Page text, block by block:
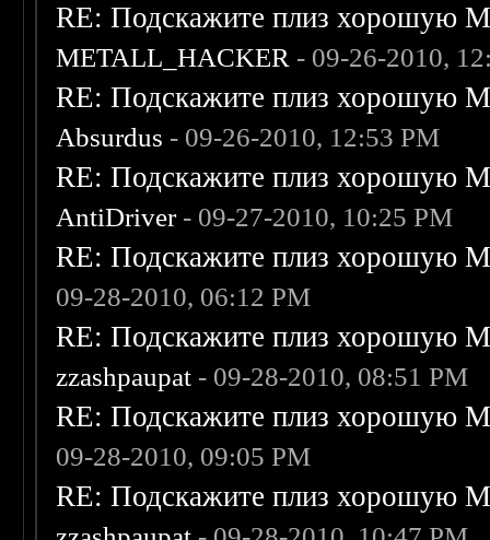
RE: Подскажите плиз хорошую
METALL_HACKER - 09-26-2010,
RE: Подскажите плиз хорошую
Absurdus - 09-26-2010, 12:53 PM
RE: Подскажите плиз хорошую
AntiDriver- 09-27-2010, 10:25 PM
RE: Подскажите плиз хорошую
09-28-2010, 06:12 PM
RE: Подскажите плиз хорошую
zzashpaupat - 09-28-2010, 08:51 PM
RE: Подскажите плиз хорошую
09-28-2010, 09:05 PM
RE: Подскажите плиз хорошую